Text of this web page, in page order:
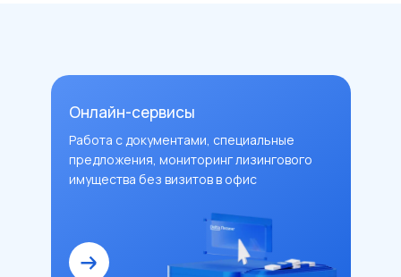
Онлайн-сервисы
Работа с документами, специальные
предложения, мониторинг лизингового
имущества без визитов в офис